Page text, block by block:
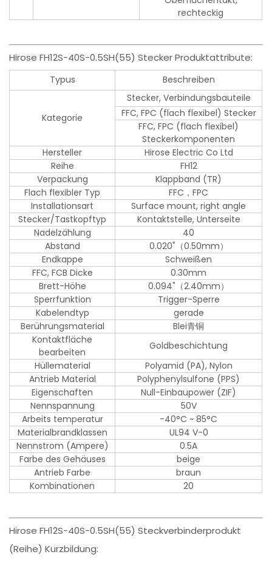
rechteckig
Hirose FH12S-40S-0.5SH(55) Stecker Produktattribute:
Typus Beschreiben
Kategorie
Stecker, Verbindungsbauteile
FFC, FPC (flach flexibel) Stecker
FFC, FPC (flach flexibel)
Steckerkomponenten
Hersteller
Hirose Electric Co Ltd
Reihe
FH12
Verpackung
Klappband (TR)
Flach flexibler Typ
FFC，FPC
Installationsart
Surface mount, right angle
Stecker/Tastkopftyp
Kontaktstelle, Unterseite
Nadelzählung
40
Abstand
0.020"（0.50mm）
Endkappe
Schweißen
FFC, FCB Dicke
0.30mm
Brett-Höhe
0.094"（2.40mm）
Sperrfunktion
Trigger-Sperre
Kabelendtyp
gerade
Berührungsmaterial
Blei青铜
Kontaktfläche
bearbeiten
Goldbeschichtung
Hüllematerial
Polyamid (PA), Nylon
Antrieb Material
Polyphenylsulfone (PPS)
Eigenschaften
Null-Einbaupower (ZIF)
Nennspannung
50V
Arbeits temperatur
-40°C ~ 85°C
Materialbrandklassen
UL94 V-0
Nennstrom (Ampere)
0.5A
Farbe des Gehäuses
beige
Antrieb Farbe
braun
Kombinationen
20
Hirose FH12S-40S-0.5SH(55) Steckverbinderprodukt
(Reihe) Kurzbildung: